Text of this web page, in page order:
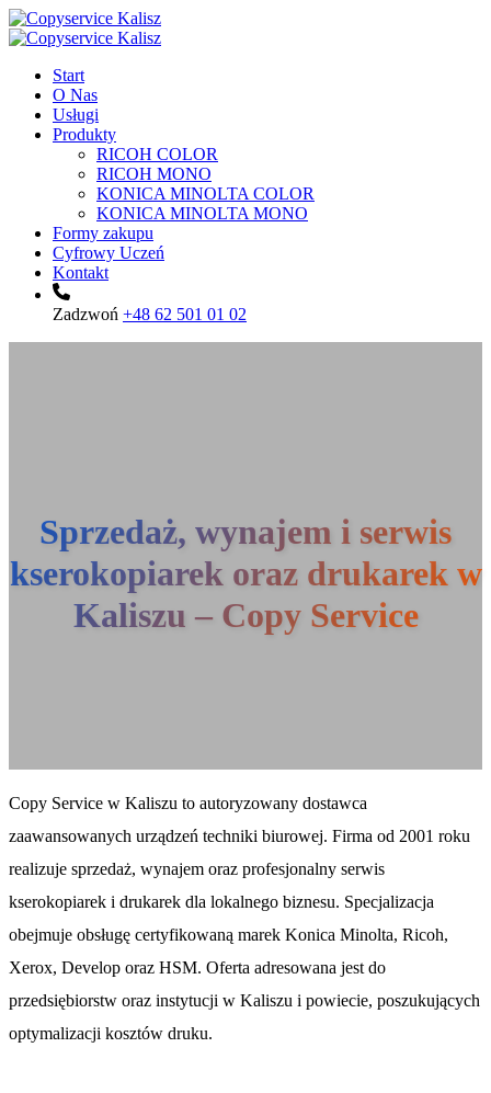
Start
O Nas
Usługi
Produkty
RICOH COLOR
RICOH MONO
KONICA MINOLTA COLOR
KONICA MINOLTA MONO
Formy zakupu
Cyfrowy Uczeń
Kontakt
Zadzwoń +48 62 501 01 02
Sprzedaż, wynajem i serwis
kserokopiarek oraz drukarek w
Kaliszu – Copy Service
Copy Service w Kaliszu to autoryzowany dostawca
zaawansowanych urządzeń techniki biurowej. Firma od 2001 roku
realizuje sprzedaż, wynajem oraz profesjonalny serwis
kserokopiarek i drukarek dla lokalnego biznesu. Specjalizacja
obejmuje obsługę certyfikowaną marek Konica Minolta, Ricoh,
Xerox, Develop oraz HSM. Oferta adresowana jest do
przedsiębiorstw oraz instytucji w Kaliszu i powiecie, poszukujących
optymalizacji kosztów druku.